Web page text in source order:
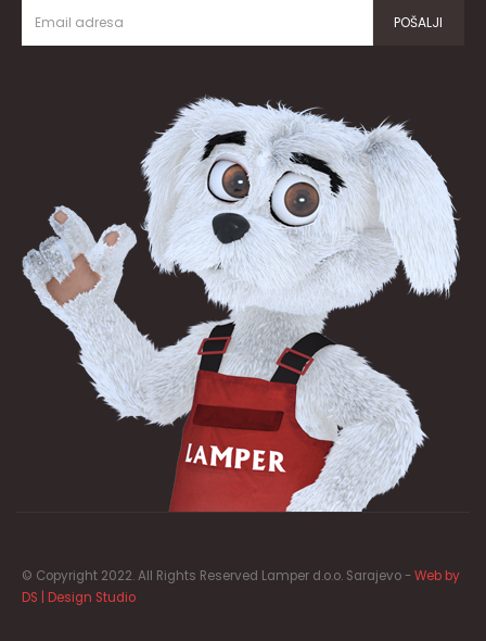
© Copyright 2022. All Rights Reserved Lamper d.o.o. Sarajevo -Web by
DS | Design Studio